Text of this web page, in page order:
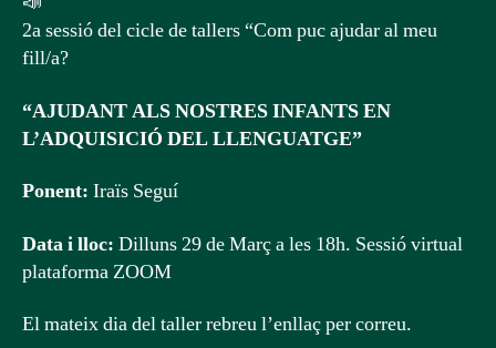
2a sessió del cicle de tallers “Com puc ajudar al meu
fill/a?
“AJUDANT ALS NOSTRES INFANTS EN
L’ADQUISICIÓ DEL LLENGUATGE”
Ponent: Iraïs Seguí
Data i lloc: Dilluns 29 de Març a les 18h. Sessió virtual
plataforma ZOOM
El mateix dia del taller rebreu l’enllaç per correu.